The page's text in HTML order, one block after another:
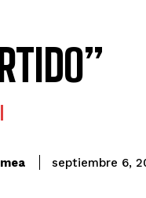
septiembre 6,